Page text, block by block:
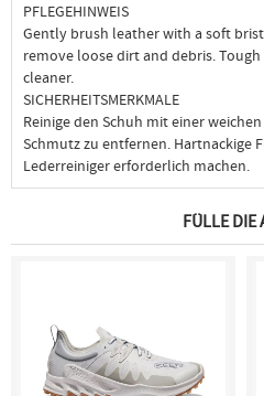
PFLEGEHINWEIS
Gently brush leather with a soft
remove loose dirt and debris.
cleaner.
SICHERHEITSMERKMALE
Reinige den Schuh mit einer
Schmutz zu entfernen. Hartnackige
Lederreiniger erforderlich machen.
FÜLLE DIE